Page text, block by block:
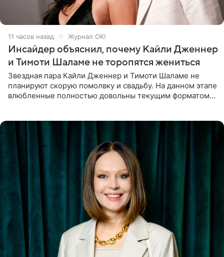
11 часов назад Журнал OK!
Инсайдер объяснил, почему Кайли Дженнер
и Тимоти Шаламе не торопятся жениться
Звездная пара Кайли Дженнер и Тимоти Шаламе не
планируют скорую помолвку и свадьбу. На данном этапе
влюбленные полностью довольны текущим форматом